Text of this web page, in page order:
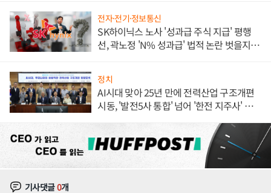
전자·전기·정보통신
SK하이닉스 노사 '성과급 주식 지급' 평행
선, 곽노정 'N% 성과급' 법적 논란 벗을지 주
정치
AI시대 맞아 25년 만에 전력산업 구조개편
시동, '발전5사 통합' 넘어 '한전 지주사' 재편
기사댓글0개